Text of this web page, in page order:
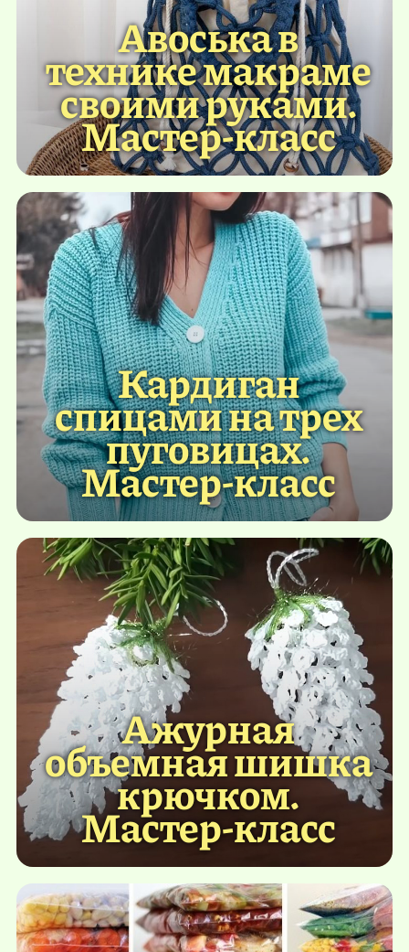
Авоська в
технике макраме
своими руками.
Мастер-класс
Кардиган
спицами на трех
пуговицах.
Мастер-класс
Ажурная
объемная шишка
крючком.
Мастер-класс